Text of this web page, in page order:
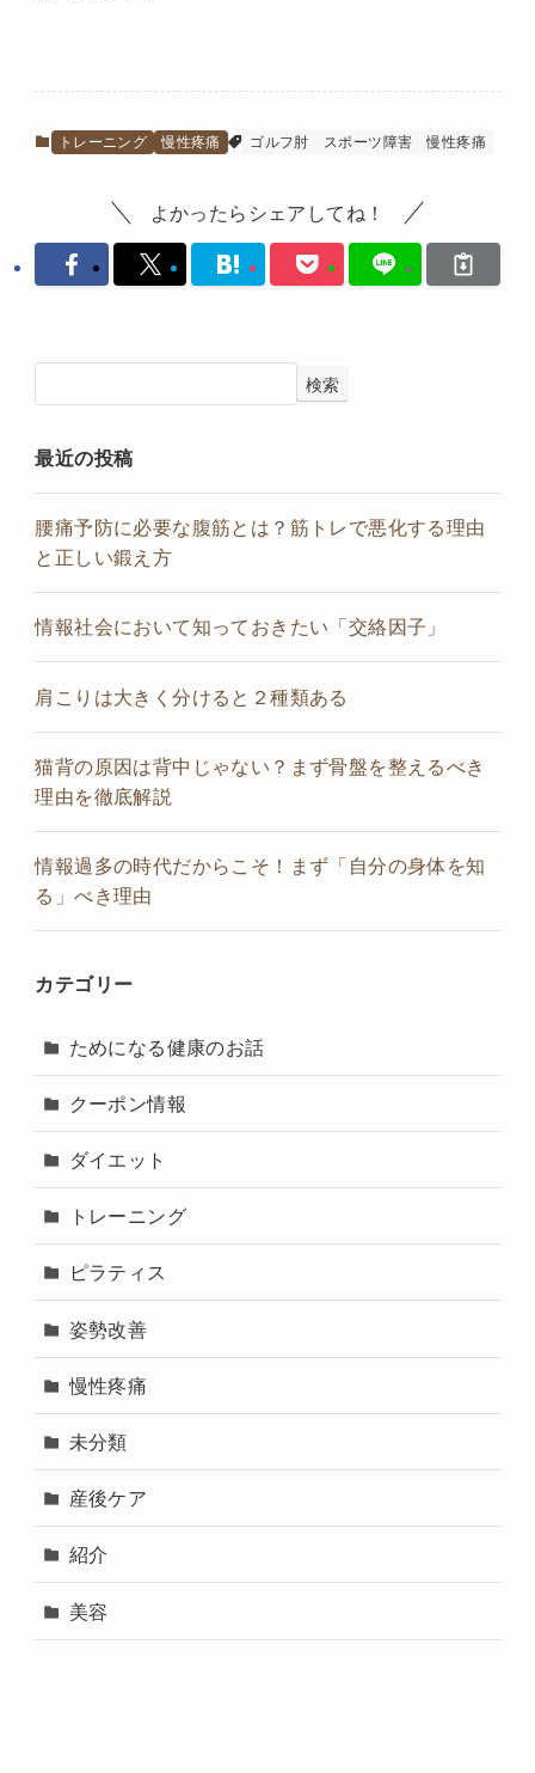
トレーニング 慢性疼痛 ゴルフ肘 スポーツ障害 慢性疼痛
よかったらシェアしてね！
検索
最近の投稿
腰痛予防に必要な腹筋とは？筋トレで悪化する理由
と正しい鍛え方
情報社会において知っておきたい「交絡因子」
肩こりは大きく分けると２種類ある
猫背の原因は背中じゃない？まず骨盤を整えるべき
理由を徹底解説
情報過多の時代だからこそ！まず「自分の身体を知
る」べき理由
カテゴリー
ためになる健康のお話
クーポン情報
ダイエット
トレーニング
ピラティス
姿勢改善
慢性疼痛
未分類
産後ケア
紹介
美容